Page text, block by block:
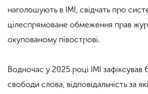
наголошують в ІМІ, свідчать про
цілеспрямоване обмеження прав
окупованому півострові.
Водночас у 2025 році ІМІ
свободи слова, відповідальність за